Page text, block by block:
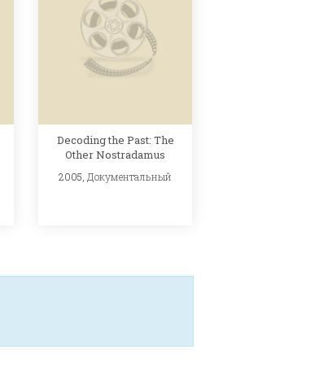
Decoding the Past: The
Other Nostradamus
2005, Документальный